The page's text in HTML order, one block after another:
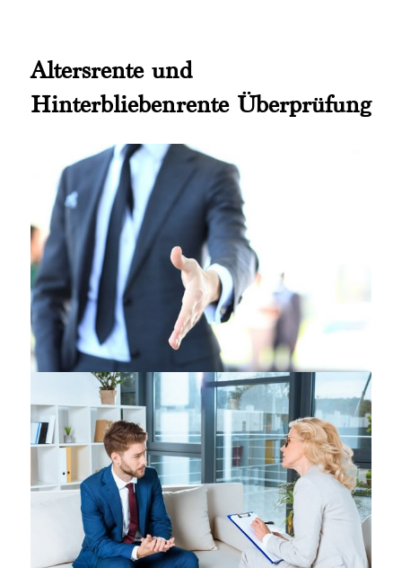
Altersrente und
Hinterbliebenrente Überprüfung